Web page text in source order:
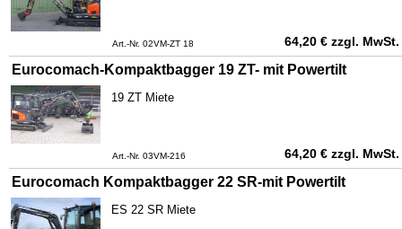
Art.-Nr. 02VM-ZT 18 64,20 € zzgl. MwSt.
Eurocomach-Kompaktbagger 19 ZT- mit Powertilt
19 ZT Miete
Art.-Nr. 03VM-216 64,20 € zzgl. MwSt.
Eurocomach Kompaktbagger 22 SR-mit Powertilt
ES 22 SR Miete